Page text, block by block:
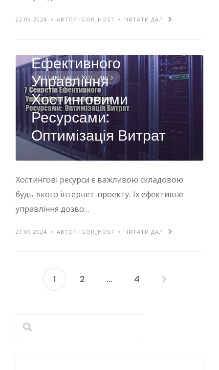
22.09.2024 АВТОР IGOR_HOST ЧИТАТИ ДАЛІ
ОПТИМІЗАЦІЯ ХОСТИНГУ
Ефективного
Управління
Хостинговими
Ресурсами:
Оптимізація Витрат
Хостингові ресурси є важливою складовою
будь-якого інтернет-проекту. Їх ефективне
управління дозво…
21.09.2024 АВТОР IGOR_HOST ЧИТАТИ ДАЛІ
Навігація
1 2 … 4